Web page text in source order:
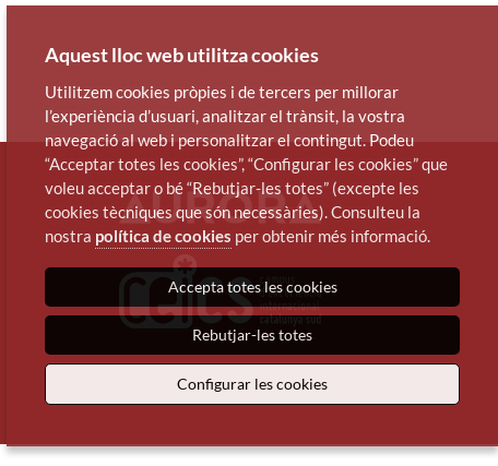
Aquest lloc web utilitza cookies
Utilitzem cookies pròpies i de tercers per millorar
l’experiència d’usuari, analitzar el trànsit, la vostra
navegació al web i personalitzar el contingut. Podeu
“Acceptar totes les cookies”, “Configurar les cookies” que
voleu acceptar o bé “Rebutjar-les totes” (excepte les
cookies tècniques que són necessàries). Consulteu la
nostra política de cookies per obtenir més informació.
Accepta totes les cookies
Rebutjar-les totes
Configurar les cookies